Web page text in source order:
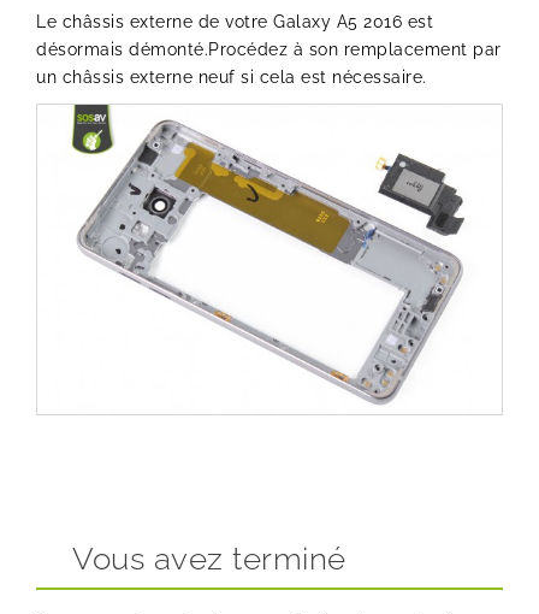
Le châssis externe de votre Galaxy A5 2016 est
désormais démonté.Procédez à son remplacement par
un châssis externe neuf si cela est nécessaire.
Vous avez terminé